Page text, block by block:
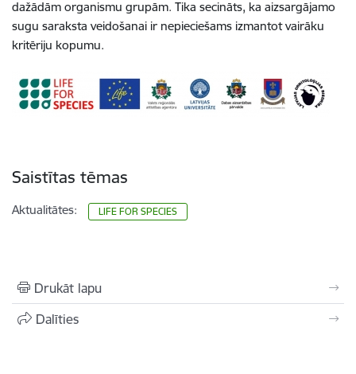
dažādām organismu grupām. Tika secināts, ka aizsargājamo
sugu saraksta veidošanai ir nepieciešams izmantot vairāku
kritēriju kopumu.
Saistītas tēmas
Aktualitātes: LIFE FOR SPECIES
Drukāt lapu
Dalīties